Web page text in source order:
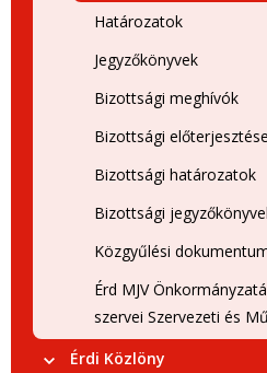
Határozatok
Jegyzőkönyvek
Bizottsági meghívók
Bizottsági
Bizottsági határozatok
Bizottsági
Közgyűlési
Érd MJV
szervei Szervezeti és
Érdi Közlöny